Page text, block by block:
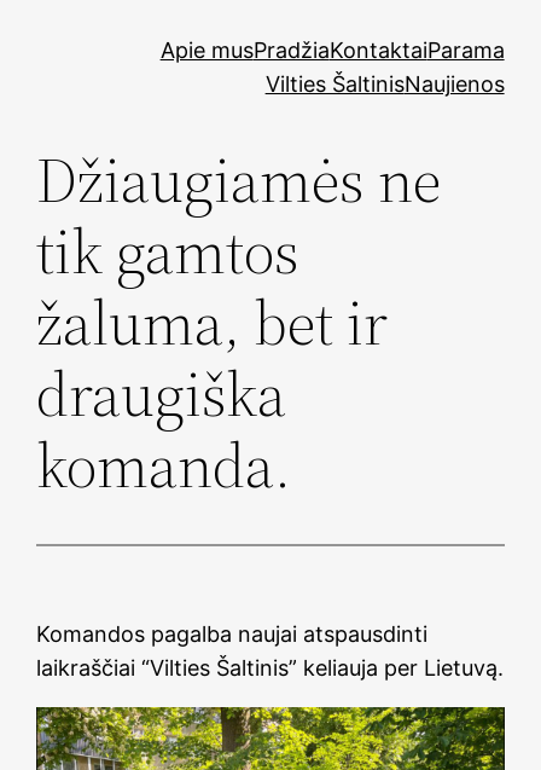
Apie musPradžiaKontaktaiParama
Vilties ŠaltinisNaujienos
Džiaugiamės ne
tik gamtos
žaluma, bet ir
draugiška
komanda.
Komandos pagalba naujai atspausdinti
laikraščiai “Vilties Šaltinis” keliauja per Lietuvą.